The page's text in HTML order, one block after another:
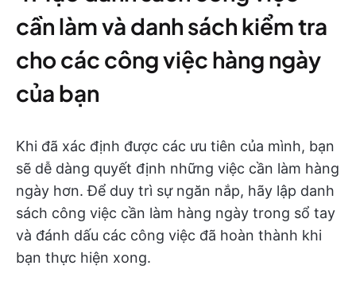
cần làm và danh sách kiểm tra
cho các công việc hàng ngày
của bạn
Khi đã xác định được các ưu tiên của mình, bạn
sẽ dễ dàng quyết định những việc cần làm hàng
ngày hơn. Để duy trì sự ngăn nắp, hãy lập danh
sách công việc cần làm hàng ngày trong sổ tay
và đánh dấu các công việc đã hoàn thành khi
bạn thực hiện xong.